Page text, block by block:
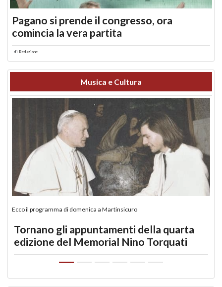
Pagano si prende il congresso, ora
comincia la vera partita
di Redazione
Musica e Cultura
Ecco il programma di domenica a Martinsicuro
Tornano gli appuntamenti della quarta
edizione del Memorial Nino Torquati